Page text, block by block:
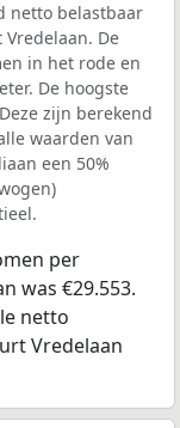
netto belastbaar
De
in het rode en
De hoogste
zijn berekend
waarden van
een 50%
per
was €29.553.
netto
Vredelaan